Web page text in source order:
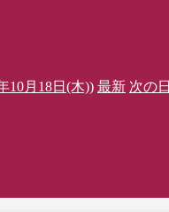
10月18日(木)) 最新 次の